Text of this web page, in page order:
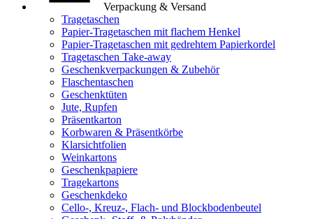
Verpackung & Versand
Tragetaschen
Papier-Tragetaschen mit flachem Henkel
Papier-Tragetaschen mit gedrehtem Papierkordel
Tragetaschen Take-away
Geschenkverpackungen & Zubehör
Flaschentaschen
Geschenktüten
Jute, Rupfen
Präsentkarton
Korbwaren & Präsentkörbe
Klarsichtfolien
Weinkartons
Geschenkpapiere
Tragekartons
Geschenkdeko
Cello-, Kreuz-, Flach- und Blockbodenbeutel